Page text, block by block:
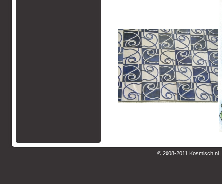
© 2008-2011 Kosmisch.nl